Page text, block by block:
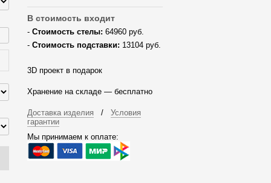
В стоимость входит
- Стоимость стелы: 64960 руб.
- Стоимость подставки: 13104 руб.
3D проект в подарок
Хранение на складе — бесплатно
Доставка изделия / Условия
гарантии
Мы принимаем к оплате: